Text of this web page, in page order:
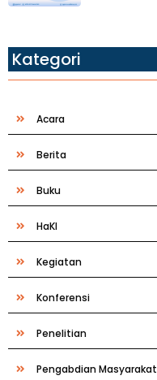
Kategori
Acara
Berita
Buku
HaKI
Kegiatan
Konferensi
Penelitian
Pengabdian Masyarakat